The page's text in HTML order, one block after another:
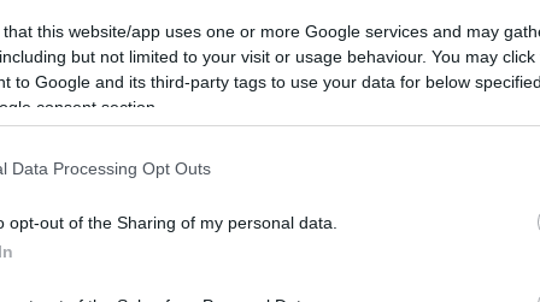
that this website/app uses one or more Google services and may
but not limited to your visit or usage behaviour. You may
to Google and its third-party tags to use your data for below
consent section.
Data Processing Opt Outs
opt-out of the Sharing of my personal data.
for foretaket i alle
toll- og
Inneholder samme
NOK 25,00 Kjøp